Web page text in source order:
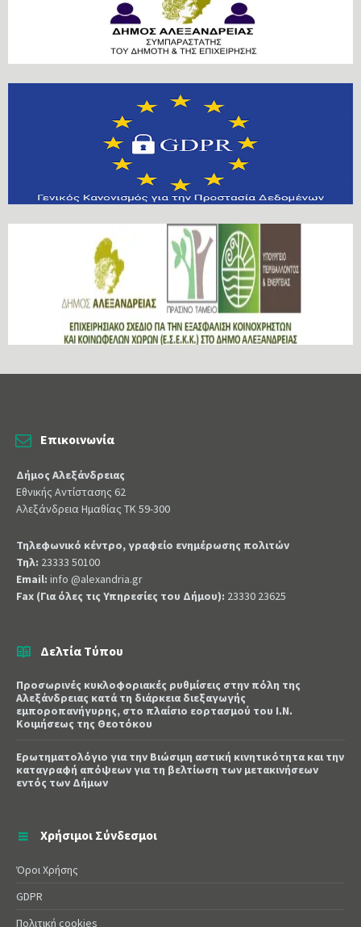
Επικοινωνία
Δήμος Αλεξάνδρειας
Εθνικής Αντίστασης 62
Αλεξάνδρεια Ημαθίας ΤΚ 59-300
Τηλεφωνικό κέντρο, γραφείο ενημέρωσης πολιτών
Τηλ: 23333 50100
Email: info @alexandria.gr
Fax (Για όλες τις Υπηρεσίες του Δήμου): 23330 23625
Δελτία Τύπου
Προσωρινές κυκλοφοριακές ρυθμίσεις στην πόλη της
Αλεξάνδρειας κατά τη διάρκεια διεξαγωγής
εμποροπανήγυρης, στο πλαίσιο εορτασμού του Ι.Ν.
Κοιμήσεως της Θεοτόκου
Ερωτηματολόγιο για την Βιώσιμη αστική κινητικότητα και την
καταγραφή απόψεων για τη βελτίωση των μετακινήσεων
εντός των Δήμων
Χρήσιμοι Σύνδεσμοι
Όροι Χρήσης
GDPR
Πολιτική cookies